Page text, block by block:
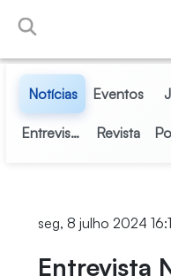
Pular para o Conteúdo
Notícias Eventos
Entrevistas Revista
seg, 8 julho 2024
Entrevista